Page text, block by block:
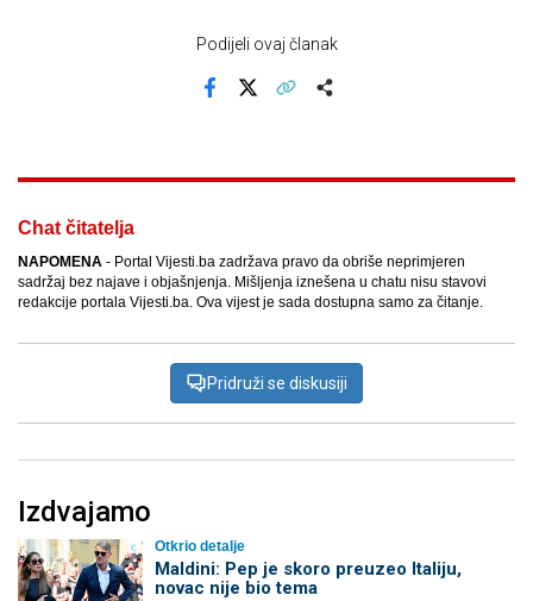
Podijeli ovaj članak
Chat čitatelja
NAPOMENA - Portal Vijesti.ba zadržava pravo da obriše neprimjeren
sadržaj bez najave i objašnjenja. Mišljenja iznešena u chatu nisu stavovi
redakcije portala Vijesti.ba. Ova vijest je sada dostupna samo za čitanje.
Pridruži se diskusiji
Izdvajamo
Otkrio detalje
Maldini: Pep je skoro preuzeo Italiju,
novac nije bio tema